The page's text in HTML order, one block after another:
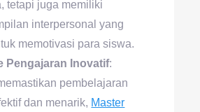
tetapi juga memiliki
interpersonal yang
memotivasi para siswa.
Pengajaran Inovatif:
pembelajaran
dan menarik, Master